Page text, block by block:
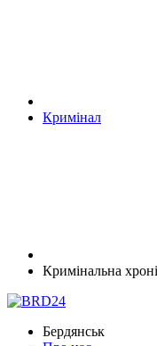
Кримінал
Кримінальна
Бердянськ